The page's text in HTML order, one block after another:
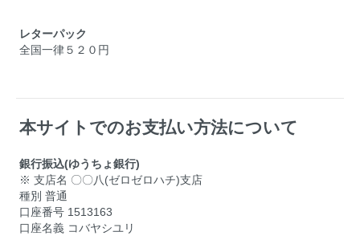
レターパック
全国一律５２０円
本サイトでのお支払い方法について
銀行振込(ゆうちょ銀行)
※ 支店名 〇〇八(ゼロゼロハチ)支店
種別 普通
口座番号 1513163
口座名義 コバヤシユリ